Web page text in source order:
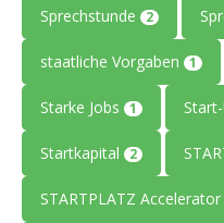
Sprechstunde 2
staatliche Vorgaben 1
Starke Jobs 1
Startkapital 2
STARTPLATZ Accelerator